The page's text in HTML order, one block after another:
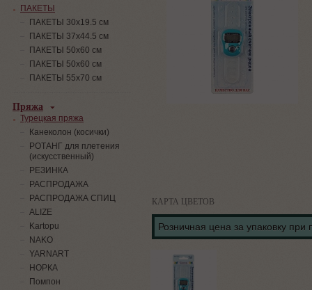
КАРТА ЦВЕТОВ
Розничная цена за упаковку при
ПАКЕТЫ
ПАКЕТЫ 30х19.5 см
ПАКЕТЫ 37х44.5 см
ПАКЕТЫ 50х60 см
ПАКЕТЫ 50х60 см
ПАКЕТЫ 55х70 см
Пряжа
Турецкая пряжа
Канеколон (косички)
РОТАНГ для плетения
(искусственный)
PЕЗИНКА
РАСПРОДАЖА
РАСПРОДАЖА СПИЦ
ALIZE
Kartopu
NAKO
YARNART
НОРКА
Помпон